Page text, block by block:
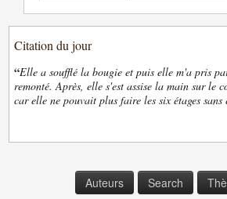
Citation du jour
“Elle a soufflé la bougie et puis elle m'a pris
remonté. Après, elle s'est assise la main sur le
car elle ne pouvait plus faire les six étages sans
Auteurs Search